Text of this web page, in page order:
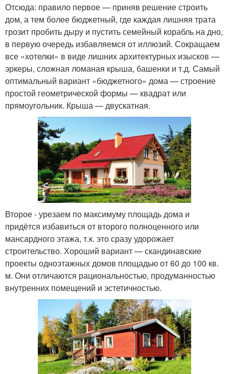
Отсюда: правило первое — приняв решение строить
дом, а тем более бюджетный, где каждая лишняя трата
грозит пробить дыру и пустить семейный корабль на дно,
в первую очередь избавляемся от иллюзий. Сокращаем
все «хотелки» в виде лишних архитектурных изысков —
эркеры, сложная ломаная крыша, башенки и т.д. Самый
оптимальный вариант «бюджетного» дома — строение
простой геометрической формы — квадрат или
прямоугольник. Крыша — двускатная.
Второе - урезаем по максимуму площадь дома и
придётся избавиться от второго полноценного или
мансардного этажа, т.к. это сразу удорожает
строительство. Хороший вариант — скандинавские
проекты одноэтажных домов площадью от 60 до 100 кв.
м. Они отличаются рациональностью, продуманностью
внутренних помещений и эстетичностью.